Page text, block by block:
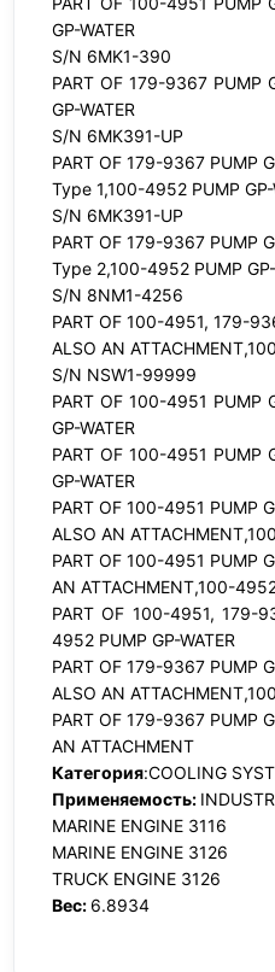
GP-WATER
S/N 6MK1-390
PART OF 179-9367 PUMP
GP-WATER
S/N 6MK391-UP
PART OF 179-9367 PUMP
Type 1,100-4952 PUMP GP-
S/N 6MK391-UP
PART OF 179-9367 PUMP
Type 2,100-4952 PUMP GP-
S/N 8NM1-4256
PART OF 100-4951, 179-
ALSO AN
S/N NSW1-99999
PART OF 100-4951 PUMP
GP-WATER
PART OF 100-4951 PUMP
GP-WATER
PART OF 100-4951 PUMP
ALSO AN
PART OF 100-4951 PUMP
AN ATTACHMENT,100-
PART OF 100-4951, 179-
4952 PUMP GP-WATER
PART OF 179-9367 PUMP
ALSO AN
PART OF 179-9367 PUMP
AN ATTACHMENT
Категория:COOLING
Применяемость:
MARINE ENGINE 3116
MARINE ENGINE 3126
TRUCK ENGINE 3126
Вес: 6.8934